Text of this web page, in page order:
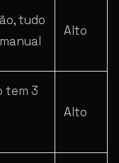
tudo
Alto
tem 3
Alto